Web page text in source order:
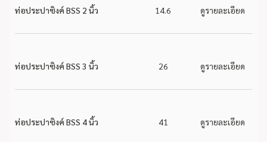
ท่อประปาซิงค์ BSS 2 นิ้ว 14.6 ดูรายละเอียด
ท่อประปาซิงค์ BSS 3 นิ้ว 26 ดูรายละเอียด
ท่อประปาซิงค์ BSS 4 นิ้ว 41 ดูรายละเอียด